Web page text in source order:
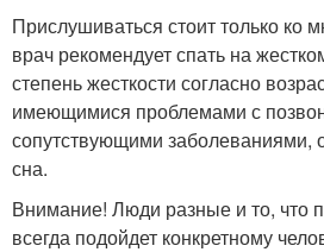
Прислушиваться стоит только ко
врач рекомендует спать на
степень жесткости согласно
имеющимися проблемами с
сопутствующими заболеваниями,
сна.
Внимание! Люди разные и то, что
всегда подойдет конкретному